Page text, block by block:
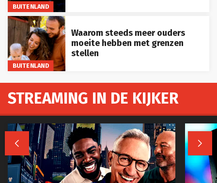
BUITENLAND
BUITENLAND
Waarom steeds meer ouders
moeite hebben met grenzen
stellen
STREAMING IN DE KIJKER
 